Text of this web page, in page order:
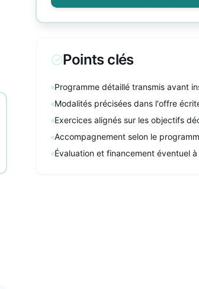
Points clés
Programme détaillé transmis avant
Modalités précisées dans l'offre
Exercices alignés sur les objectifs
Accompagnement selon le
Évaluation et financement éventuel